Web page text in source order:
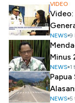
VIDEO
Video:
NEWS 9
Minus
NEWS 1
NEWS 5